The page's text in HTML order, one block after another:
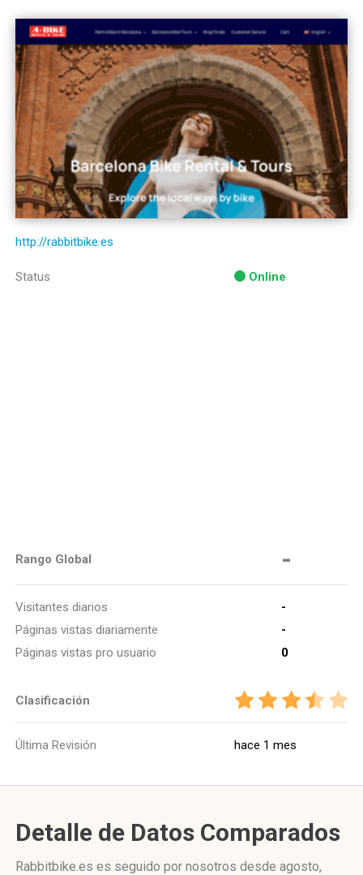
http://rabbitbike.es
Status Online
Rango Global -
Visitantes diarios
-
Páginas vistas diariamente
-
Páginas vistas pro usuario
0
Clasificación
Última Revisión hace 1 mes
Detalle de Datos Comparados
Rabbitbike.es es seguido por nosotros desde agosto,